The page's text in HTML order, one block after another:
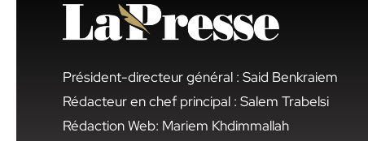
Président-directeur général : Said Benkraiem
Rédacteur en chef principal : Salem Trabelsi
Rédaction Web: Mariem Khdimmallah